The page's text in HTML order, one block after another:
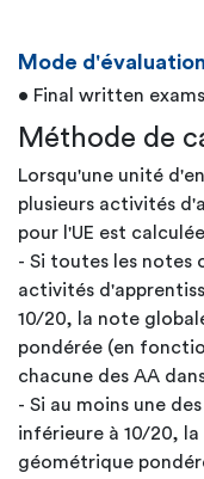
Mode d'évaluation
• Final written
Méthode de
Lorsqu'une unité
plusieurs activités
pour l'UE est
- Si toutes les notes
activités
10/20, la note
pondérée (en
chacune des AA
- Si au moins une
inférieure à 10/20,
géométrique